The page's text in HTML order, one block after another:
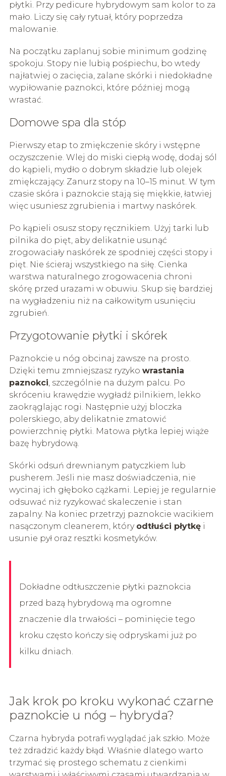
płytki. Przy pedicure hybrydowym sam kolor to za
mało. Liczy się cały rytuał, który poprzedza
malowanie.
Na początku zaplanuj sobie minimum godzinę
spokoju. Stopy nie lubią pośpiechu, bo wtedy
najłatwiej o zacięcia, zalane skórki i niedokładne
wypiłowanie paznokci, które później mogą
wrastać.
Domowe spa dla stóp
Pierwszy etap to zmiękczenie skóry i wstępne
oczyszczenie. Wlej do miski ciepłą wodę, dodaj sól
do kąpieli, mydło o dobrym składzie lub olejek
zmiękczający. Zanurz stopy na 10–15 minut. W tym
czasie skóra i paznokcie stają się miękkie, łatwiej
więc usuniesz zgrubienia i martwy naskórek.
Po kąpieli osusz stopy ręcznikiem. Użyj tarki lub
pilnika do pięt, aby delikatnie usunąć
zrogowaciały naskórek ze spodniej części stopy i
pięt. Nie ścieraj wszystkiego na siłę. Cienka
warstwa naturalnego zrogowacenia chroni
skórę przed urazami w obuwiu. Skup się bardziej
na wygładzeniu niż na całkowitym usunięciu
zgrubień.
Przygotowanie płytki i skórek
Paznokcie u nóg obcinaj zawsze na prosto.
Dzięki temu zmniejszasz ryzyko wrastania
paznokci, szczególnie na dużym palcu. Po
skróceniu krawędzie wygładź pilnikiem, lekko
zaokrąglając rogi. Następnie użyj bloczka
polerskiego, aby delikatnie zmatowić
powierzchnię płytki. Matowa płytka lepiej wiąże
bazę hybrydową.
Skórki odsuń drewnianym patyczkiem lub
pusherem. Jeśli nie masz doświadczenia, nie
wycinaj ich głęboko cążkami. Lepiej je regularnie
odsuwać niż ryzykować skaleczenie i stan
zapalny. Na koniec przetrzyj paznokcie wacikiem
nasączonym cleanerem, który odtłuści płytkęi
usunie pył oraz resztki kosmetyków.
Dokładne odtłuszczenie płytki paznokcia
przed bazą hybrydową ma ogromne
znaczenie dla trwałości – pominięcie tego
kroku często kończy się odpryskami już po
kilku dniach.
Jak krok po kroku wykonać czarne
paznokcie u nóg – hybryda?
Czarna hybryda potrafi wyglądać jak szkło. Może
też zdradzić każdy błąd. Właśnie dlatego warto
trzymać się prostego schematu z cienkimi